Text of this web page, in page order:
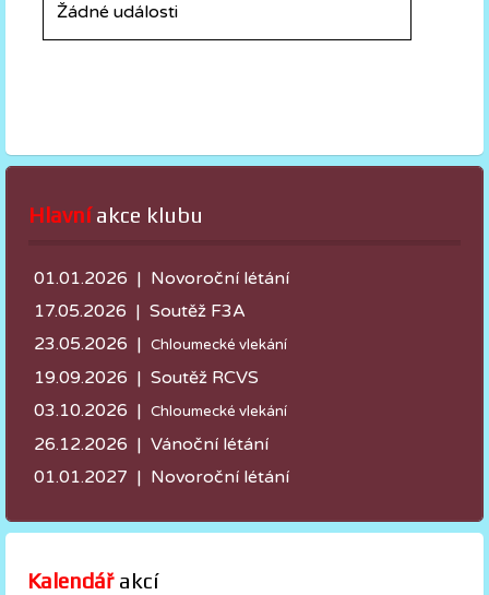
Žádné události
Hlavní akce klubu
01.01.2026 | Novoroční létání
17.05.2026 | Soutěž F3A
23.05.2026 | Chloumecké vlekání
19.09.2026 | Soutěž RCVS
03.10.2026 | Chloumecké vlekání
26.12.2026 | Vánoční létání
01.01.2027 | Novoroční létání
Kalendář akcí